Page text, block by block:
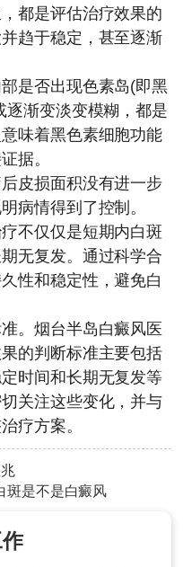
都是评估治疗效果的
趋于稳定，甚至逐渐
是否出现色素岛(即黑
逐渐变淡变模糊，都是
味着黑色素细胞功能
据。
皮损面积没有进一步
病情得到了控制。
不仅仅是短期内白斑
无复发。通过科学合
性和稳定性，避免白
。 烟台半岛白癜风医
的判断标准主要包括
时间和长期无复发等
关注这些变化，并与
疗方案。
斑是不是白癜风